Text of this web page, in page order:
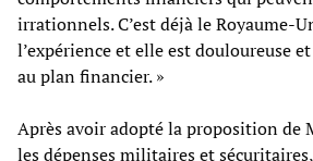
irrationnels. C’est déjà le Royaume-
l’expérience et elle est douloureuse
au plan financier. »
Après avoir adopté la proposition de
les dépenses militaires et